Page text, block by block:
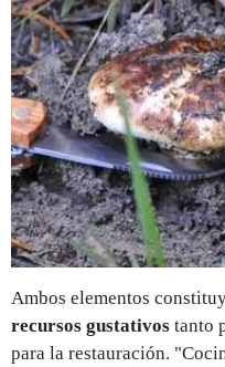
Ambos elementos
recursos gustativos tanto
para la restauración.